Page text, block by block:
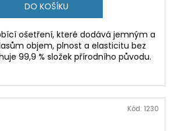
DO KOŠÍKU
ošetření, které dodává jemným a
objem, plnost a elasticitu bez
99,9 % složek přírodního původu.
Kód: 1230